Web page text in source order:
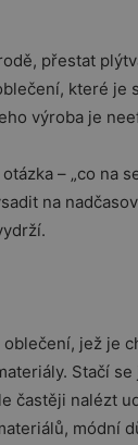
přestat
které je
výroba je
– „co na
na
jež je
Stačí
častěji nalézt
módní